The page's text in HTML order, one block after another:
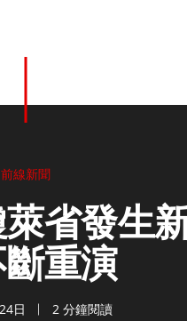
前線新聞
萊省發
重演
日 2 分鐘閱讀